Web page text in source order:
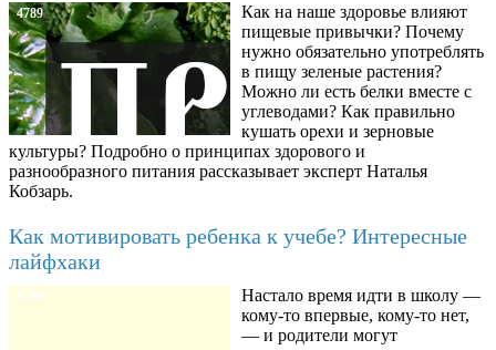
4789
Как на наше здоровье влияют
пищевые привычки? Почему
нужно обязательно употреблять
в пищу зеленые растения?
Можно ли есть белки вместе с
углеводами? Как правильно
кушать орехи и зерновые
культуры? Подробно о принципах здорового и
разнообразного питания рассказывает эксперт Наталья
Кобзарь.
Как мотивировать ребенка к учебе? Интересные
лайфхаки
8780
Настало время идти в школу —
кому-то впервые, кому-то нет,
— и родители могут